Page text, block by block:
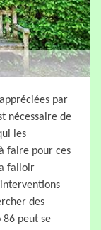
par
nécessaire de
les
faire pour ces
falloir
des
86 peut se